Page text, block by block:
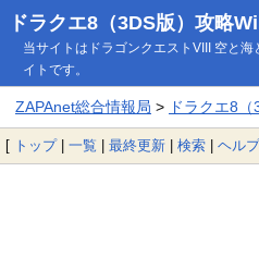
ドラクエ8（3DS版）攻略
当サイトはドラゴンクエストVIII 空と
イトです。
ZAPAnet総合情報局 > ドラクエ8
[ トップ| 一覧 | 最終更新 | 検索 | ヘルプ